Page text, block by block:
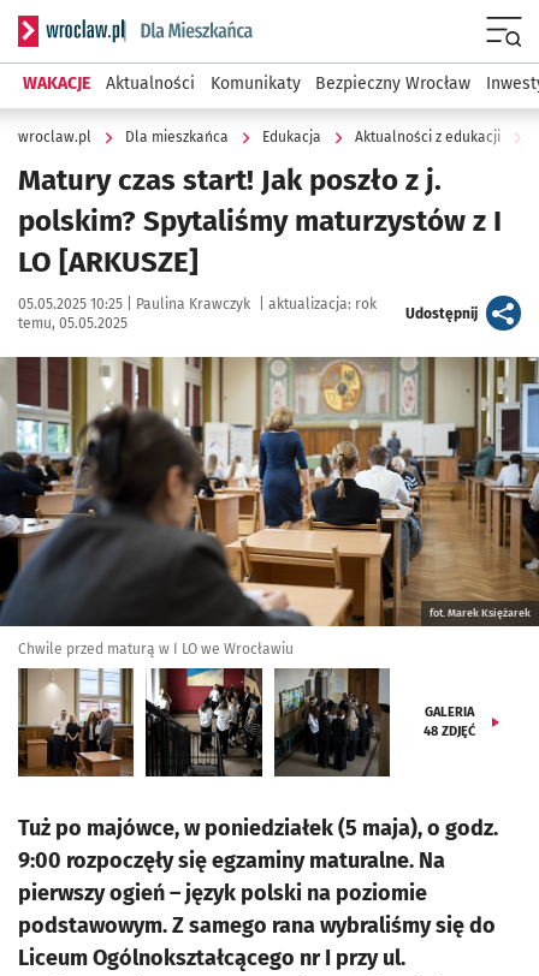
Serwis informacyjny wroclaw.pl podserwis: Dla mieszkańca
WAKACJE Aktualności Komunikaty Bezpieczny Wrocław
wroclaw.pl Dla mieszkańca Edukacja Aktualności z edukacji
Matury czas start! Jak poszło z j.
polskim? Spytaliśmy maturzystów z I
LO [ARKUSZE]
Data publikacji:
05.05.2025 10:25 | Autor:
Paulina Krawczyk aktualizacja: rok
temu, 05.05.2025
Udostępnijartykuł
Kliknij, aby zobaczyć galerię
fot. Marek Księżarek
Chwile przed maturą w I LO we Wrocławiu
GALERIA
48 ZDJĘĆ
Tuż po majówce, w poniedziałek (5 maja), o godz.
9:00 rozpoczęły się egzaminy maturalne. Na
pierwszy ogień – język polski na poziomie
podstawowym. Z samego rana wybraliśmy się do
Liceum Ogólnokształcącego nr I przy ul.